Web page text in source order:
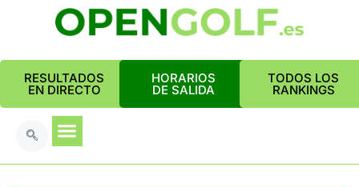
RESULTADOS
EN DIRECTO
HORARIOS
DE SALIDA
TODOS LOS
RANKINGS